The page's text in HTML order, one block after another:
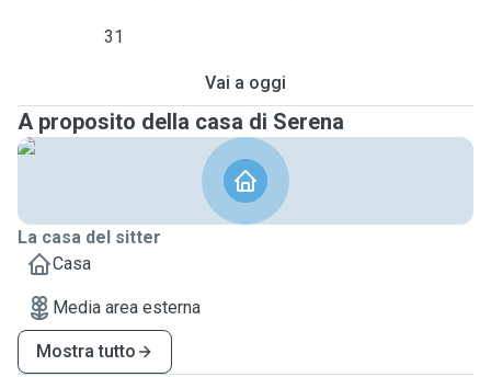
31
Vai a oggi
A proposito della casa di Serena
La casa del sitter
Casa
Media area esterna
Mostra tutto